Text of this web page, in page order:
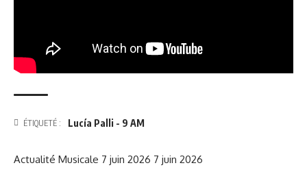
ÉTIQUETÉ : Lucía Palli - 9 AM
Actualité Musicale 7 juin 2026 7 juin 2026